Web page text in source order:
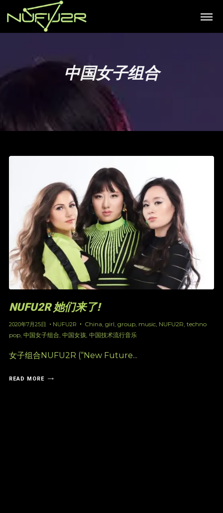
中国女子组合
NUFU2R 她们来了!
2020年7月25日 NUFU2R China girl group, music, NUFU2R techno
pop, 中国女子组合 中国女孩, 中国技术流行音乐
女子组合NUFU2R (“New Future...
READ MORE